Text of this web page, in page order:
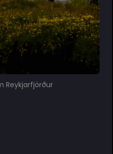
Reykjarfjörður